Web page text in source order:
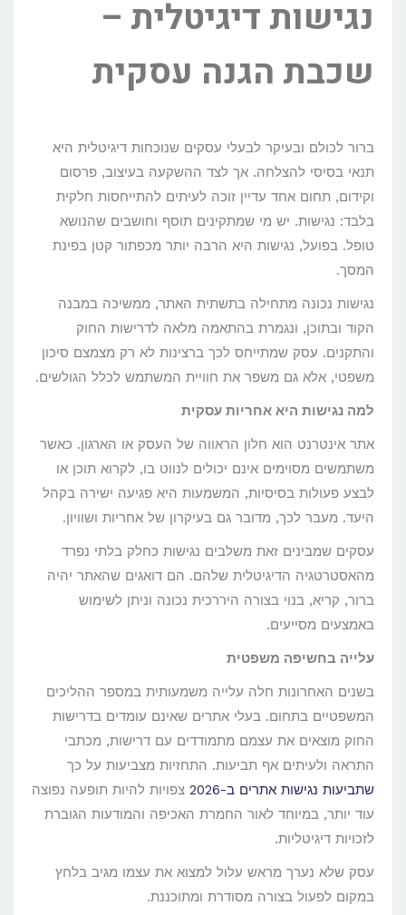
נגישות דיגיטלית –
שכבת הגנה עסקית
ברור לכולם ובעיקר לבעלי עסקים שנוכחות דיגיטלית היא
תנאי בסיסי להצלחה. אך לצד ההשקעה בעיצוב, פרסום
וקידום, תחום אחד עדיין זוכה לעיתים להתייחסות חלקית
בלבד: נגישות. יש מי שמתקינים תוסף וחושבים שהנושא
טופל. בפועל, נגישות היא הרבה יותר מכפתור קטן בפינת
המסך.
נגישות נכונה מתחילה בתשתית האתר, ממשיכה במבנה
הקוד ובתוכן, ונגמרת בהתאמה מלאה לדרישות החוק
והתקנים. עסק שמתייחס לכך ברצינות לא רק מצמצם סיכון
משפטי, אלא גם משפר את חוויית המשתמש לכלל הגולשים.
למה נגישות היא אחריות עסקית
אתר אינטרנט הוא חלון הראווה של העסק או הארגון. כאשר
משתמשים מסוימים אינם יכולים לנווט בו, לקרוא תוכן או
לבצע פעולות בסיסיות, המשמעות היא פגיעה ישירה בקהל
היעד. מעבר לכך, מדובר גם בעיקרון של אחריות ושוויון.
עסקים שמבינים זאת משלבים נגישות כחלק בלתי נפרד
מהאסטרטגיה הדיגיטלית שלהם. הם דואגים שהאתר יהיה
ברור, קריא, בנוי בצורה היררכית נכונה וניתן לשימוש
באמצעים מסייעים.
עלייה בחשיפה משפטית
בשנים האחרונות חלה עלייה משמעותית במספר ההליכים
המשפטיים בתחום. בעלי אתרים שאינם עומדים בדרישות
החוק מוצאים את עצמם מתמודדים עם דרישות, מכתבי
התראה ולעיתים אף תביעות. התחזיות מצביעות על כך
שתביעות נגישות אתרים ב-2026
צפויות להיות תופעה נפוצה
עוד יותר, במיוחד לאור החמרת האכיפה והמודעות הגוברת
לזכויות דיגיטליות.
עסק שלא נערך מראש עלול למצוא את עצמו מגיב בלחץ
במקום לפעול בצורה מסודרת ומתוכננת.